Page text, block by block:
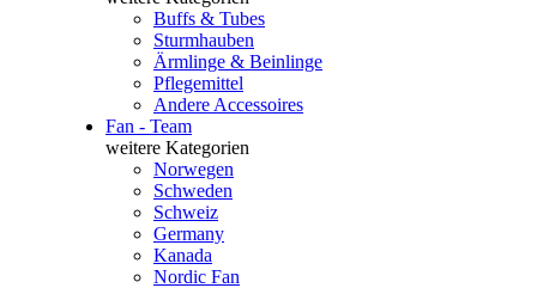
Buffs & Tubes
Sturmhauben
Ärmlinge & Beinlinge
Pflegemittel
Andere Accessoires
Fan - Team
weitere Kategorien
Norwegen
Schweden
Schweiz
Germany
Kanada
Nordic Fan